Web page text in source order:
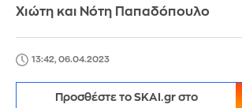
Χιώτη και Νότη Παπαδόπουλο
13:42, 06.04.2023
Προσθέστε το SKAI.gr στο